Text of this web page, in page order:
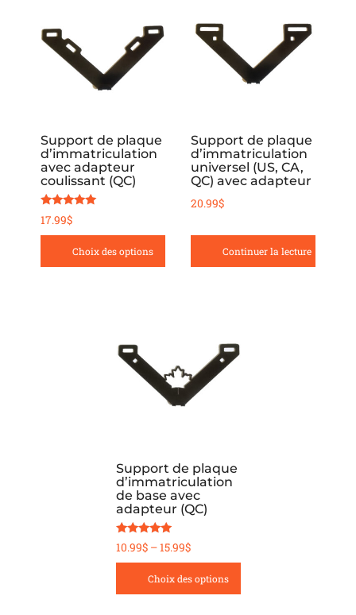
Support de plaque
d’immatriculation
avec adapteur
coulissant (QC)
Note
5.00
sur 5
17.99$
Choix des options
product
multiple
variants.
options
may
be
the
product
Support de plaque
d’immatriculation
universel (US, CA,
QC) avec adapteur
20.99$
Continuer la lecture
Support de plaque
d’immatriculation
de base avec
adapteur (QC)
Note
5.00
sur 5
10.99$ –15.99$Price
range:
10.99$
Choix des options
product
has
multiple
options
may
be
on
the
product